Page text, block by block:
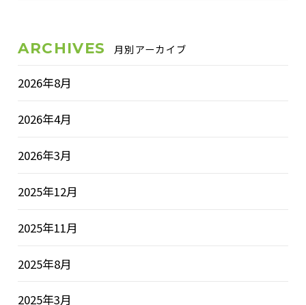
ARCHIVES 月別アーカイブ
2026年8月
2026年4月
2026年3月
2025年12月
2025年11月
2025年8月
2025年3月